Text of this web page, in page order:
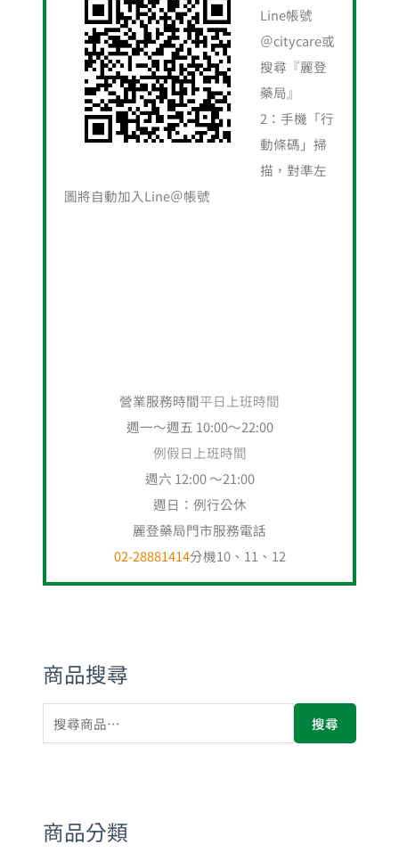
Line帳號
＠citycare或
搜尋『麗登
藥局』
2：手機「行
動條碼」掃
描，對準左
圖將自動加入Line＠帳號
營業服務時間平日上班時間
週一～週五 10:00～22:00
例假日上班時間
週六 12:00 ～21:00
週日：例行公休
麗登藥局門市服務電話
02-28881414分機10、11、12
商品搜尋
搜尋
商品分類